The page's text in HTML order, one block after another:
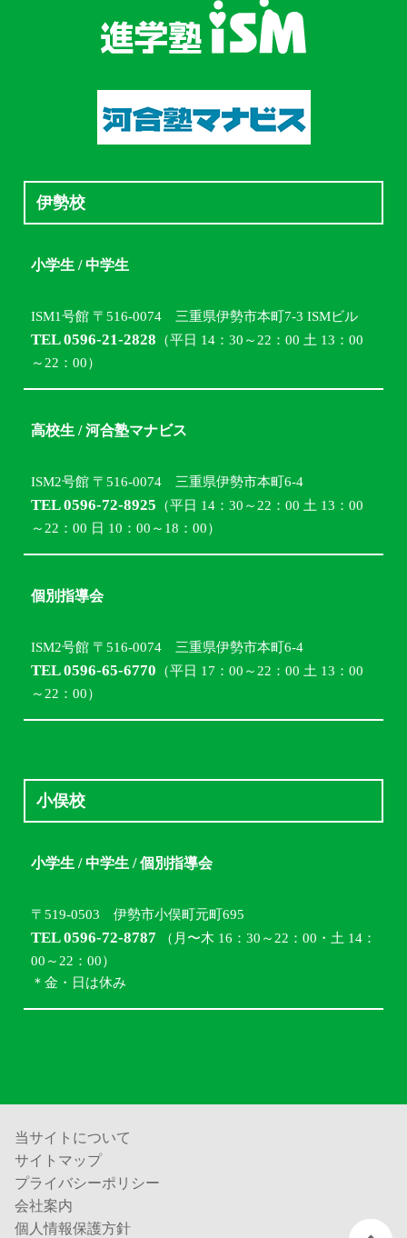
伊勢校
小学生 / 中学生
ISM1号館 〒516-0074 三重県伊勢市本町7-3 ISMビル
TEL 0596-21-2828 （平日 14：30～22：00 土 13：00
～22：00）
高校生 / 河合塾マナビス
ISM2号館 〒516-0074 三重県伊勢市本町6-4
TEL 0596-72-8925 （平日 14：30～22：00 土 13：00
～22：00 日 10：00～18：00）
個別指導会
ISM2号館 〒516-0074 三重県伊勢市本町6-4
TEL 0596-65-6770 （平日 17：00～22：00 土 13：00
～22：00）
小俣校
小学生 / 中学生 / 個別指導会
〒519-0503 伊勢市小俣町元町695
TEL 0596-72-8787 （月〜木 16：30～22：00・土 14：
00～22：00）
＊金・日は休み
当サイトについて
サイトマップ
プライバシーポリシー
会社案内
個人情報保護方針